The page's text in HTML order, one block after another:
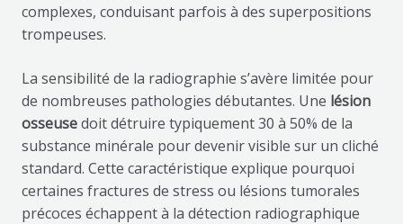
complexes, conduisant parfois à des superpositions
trompeuses.
La sensibilité de la radiographie s’avère limitée pour
de nombreuses pathologies débutantes. Une lésion
osseusedoit détruire typiquement 30 à 50% de la
substance minérale pour devenir visible sur un cliché
standard. Cette caractéristique explique pourquoi
certaines fractures de stress ou lésions tumorales
précoces échappent à la détection radiographique